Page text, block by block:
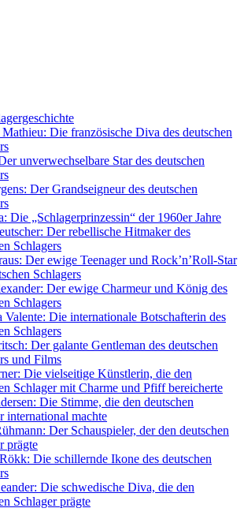
Die französische Diva des deutschen
unverwechselbare Star des deutschen
Der Grandseigneur des deutschen
Die „Schlagerprinzessin“ der 1960er Jahre
Der rebellische Hitmaker des
Schlagers
Der ewige Teenager und Rock’n’Roll-Star
Schlagers
Der ewige Charmeur und König des
Schlagers
Valente: Die internationale Botschafterin des
Schlagers
Der galante Gentleman des deutschen
und Films
Die vielseitige Künstlerin, die den
Schlager mit Charme und Pfiff bereicherte
Die Stimme, die den deutschen
international machte
Der Schauspieler, der den deutschen
prägte
Die schillernde Ikone des deutschen
Die schwedische Diva, die den
Schlager prägte